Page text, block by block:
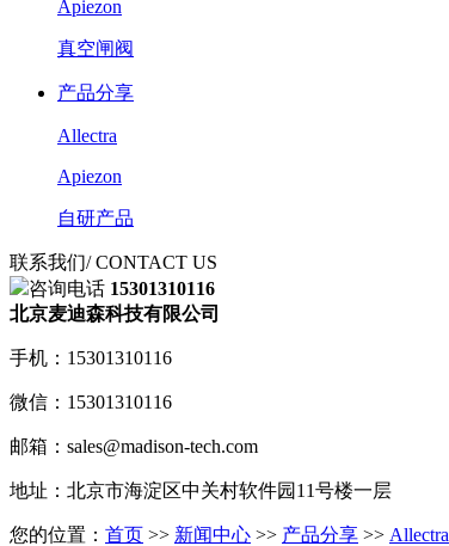
Apiezon
真空闸阀
产品分享
Allectra
Apiezon
自研产品
联系我们/ CONTACT US
咨询电话 15301310116
北京麦迪森科技有限公司
手机：15301310116
微信：15301310116
邮箱：sales@madison-tech.com
地址：北京市海淀区中关村软件园11号楼一层
您的位置： 首页 >> 新闻中心 >> 产品分享 >> Allectra